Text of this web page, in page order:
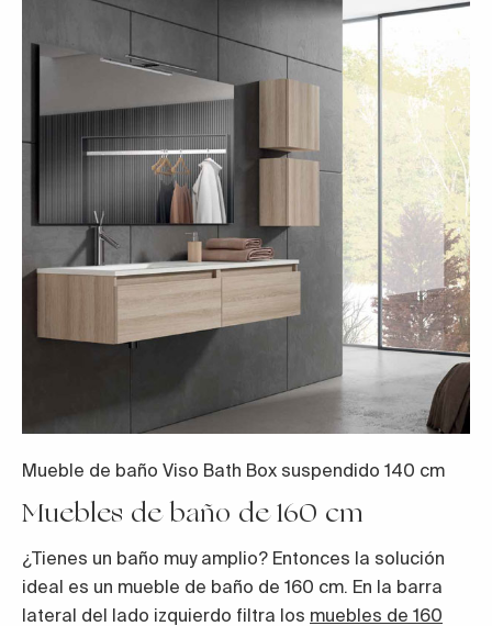
Mueble de baño Viso Bath Box suspendido 140 cm
Muebles de baño de 160 cm
¿Tienes un baño muy amplio? Entonces la solución
ideal es un mueble de baño de 160 cm. En la barra
lateral del lado izquierdo filtra los muebles de 160